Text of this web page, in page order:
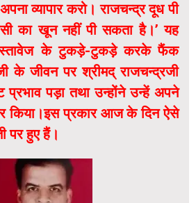
व्यापार करो। राजचन्द्र दूध पी
का खून नहीं पी सकता है।’ यह
के टुकड़े-टुकड़े करके फैंक
के जीवन पर श्रीमद् राजचन्द्रजी
प्रभाव पड़ा तथा उन्होंने उन्हें अपने
किया।इस प्रकार आज के दिन ऐसे
पर हुए हैं।